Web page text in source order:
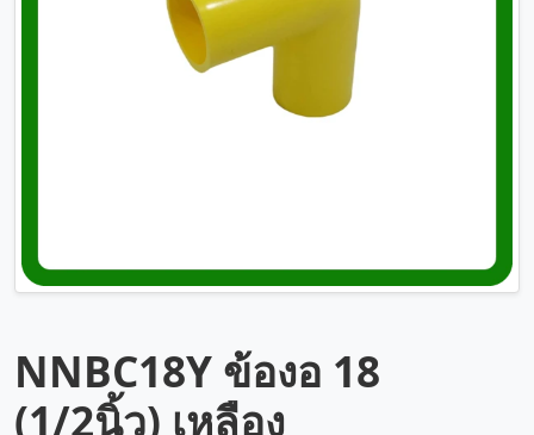
NNBC18Y ข้องอ 18
(1/2นิ้ว) เหลือง